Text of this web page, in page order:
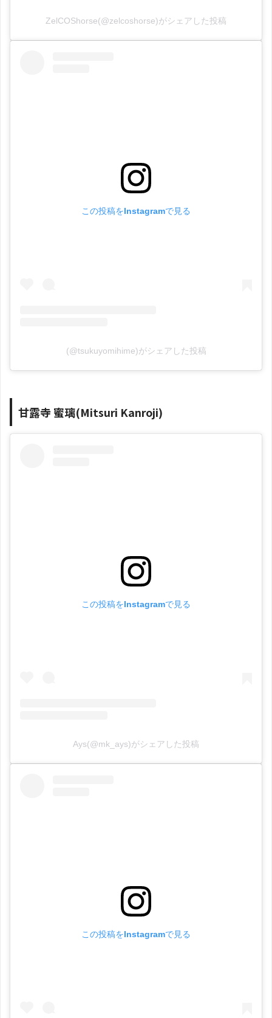
ZelCOShorse(@zelcoshorse)がシェアした投稿
この投稿をInstagramで見る
(@tsukuyomihime)がシェアした投稿
甘露寺 蜜璃(Mitsuri Kanroji)
この投稿をInstagramで見る
Ays(@mk_ays)がシェアした投稿
この投稿をInstagramで見る